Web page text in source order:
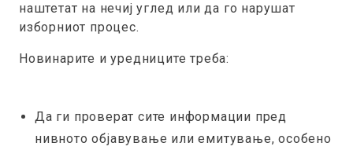
наштетат на нечиј углед или да го нарушат
изборниот процес.
Новинарите и уредниците треба:
Да ги проверат сите информации пред
нивното објавување или емитување, особено